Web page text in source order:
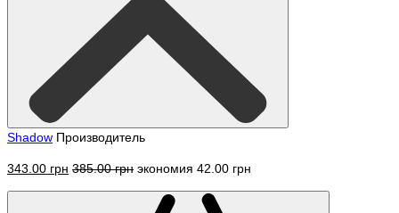
Shadow Производитель
343.00 грн 385.00 грн экономия 42.00 грн